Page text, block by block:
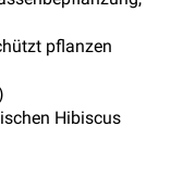
pflanzen
Hibiscus